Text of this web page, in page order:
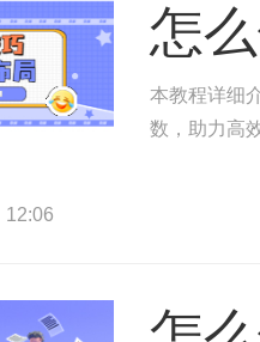
怎
本教程详细
数，助力高
12:06